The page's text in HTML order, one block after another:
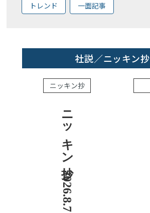
トレンド 一面記事
社説／ニッキン抄
ニッキン抄
ニッキン抄 2026.8.7